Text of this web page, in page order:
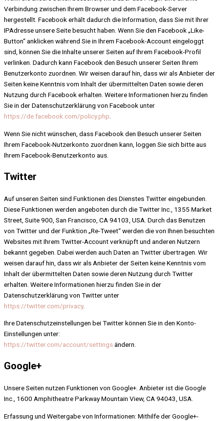
Verbindung zwischen Ihrem Browser und dem Facebook-Server
hergestellt. Facebook erhält dadurch die Information, dass Sie mit Ihrer
IPAdresse unsere Seite besucht haben. Wenn Sie den Facebook „Like-
Button“ anklicken während Sie in Ihrem Facebook-Account eingeloggt
sind, können Sie die Inhalte unserer Seiten auf Ihrem Facebook-Profil
verlinken. Dadurch kann Facebook den Besuch unserer Seiten Ihrem
Benutzerkonto zuordnen. Wir weisen darauf hin, dass wir als Anbieter der
Seiten keine Kenntnis vom Inhalt der übermittelten Daten sowie deren
Nutzung durch Facebook erhalten. Weitere Informationen hierzu finden
Sie in der Datenschutzerklärung von Facebook unter
https://de.facebook.com/policy.php
Wenn Sie nicht wünschen, dass Facebook den Besuch unserer Seiten
Ihrem Facebook-Nutzerkonto zuordnen kann, loggen Sie sich bitte aus
Ihrem Facebook-Benutzerkonto aus.
Twitter
Auf unseren Seiten sind Funktionen des Dienstes Twitter eingebunden.
Diese Funktionen werden angeboten durch die Twitter Inc., 1355 Market
Street, Suite 900, San Francisco, CA 94103, USA. Durch das Benutzen
von Twitter und der Funktion „Re-Tweet“ werden die von Ihnen besuchten
Websites mit Ihrem Twitter-Account verknüpft und anderen Nutzern
bekannt gegeben. Dabei werden auch Daten an Twitter übertragen. Wir
weisen darauf hin, dass wir als Anbieter der Seiten keine Kenntnis vom
Inhalt der übermittelten Daten sowie deren Nutzung durch Twitter
erhalten. Weitere Informationen hierzu finden Sie in der
Datenschutzerklärung von Twitter unter
https://twitter.com/privacy.
Ihre Datenschutzeinstellungen bei Twitter können Sie in den Konto-
Einstellungen unter:
https://twitter.com/account/settingsändern.
Google+
Unsere Seiten nutzen Funktionen von Google+. Anbieter ist die Google
Inc., 1600 Amphitheatre Parkway Mountain View, CA 94043, USA.
Erfassung und Weitergabe von Informationen: Mithilfe der Google+-